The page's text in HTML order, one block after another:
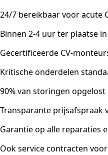
24/7 bereikbaar voor acute
Binnen 2-4 uur ter plaatse
Gecertificeerde CV-
Kritische onderdelen
90% van storingen
Transparante prijsafspraak
Garantie op alle reparaties
Ook service contracten